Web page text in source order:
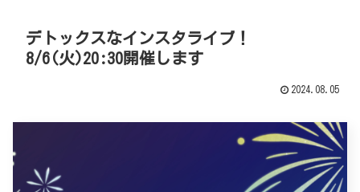
デトックスなインスタライブ！
8/6(火)20:30開催します
2024.08.05